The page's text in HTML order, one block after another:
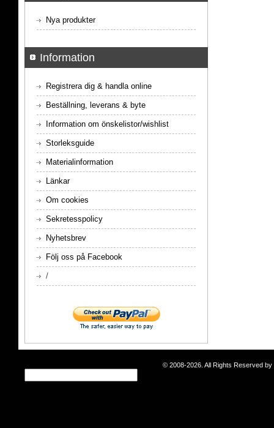
Nya produkter
Information
Registrera dig & handla online
Beställning, leverans & byte
Information om önskelistor/wishlist
Storleksguide
Materialinformation
Länkar
Om cookies
Sekretesspolicy
Nyhetsbrev
Följ oss på Facebook
/
© 2008-2026. All Rights Reserved